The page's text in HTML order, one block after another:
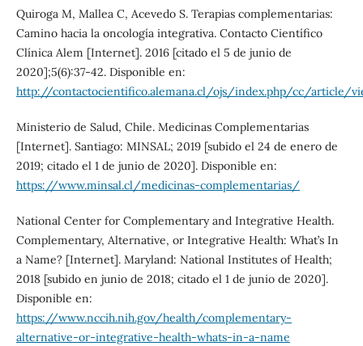
Quiroga M, Mallea C, Acevedo S. Terapias complementarias:
Camino hacia la oncología integrativa. Contacto Científico
Clínica Alem [Internet]. 2016 [citado el 5 de junio de
2020];5(6):37-42. Disponible en:
http://contactocientifico.alemana.cl/ojs/index.php/cc/article/
Ministerio de Salud, Chile. Medicinas Complementarias
[Internet]. Santiago: MINSAL; 2019 [subido el 24 de enero de
2019; citado el 1 de junio de 2020]. Disponible en:
https://www.minsal.cl/medicinas-complementarias/
National Center for Complementary and Integrative Health.
Complementary, Alternative, or Integrative Health: What’s In
a Name? [Internet]. Maryland: National Institutes of Health;
2018 [subido en junio de 2018; citado el 1 de junio de 2020].
Disponible en:
https://www.nccih.nih.gov/health/complementary-
alternative-or-integrative-health-whats-in-a-name